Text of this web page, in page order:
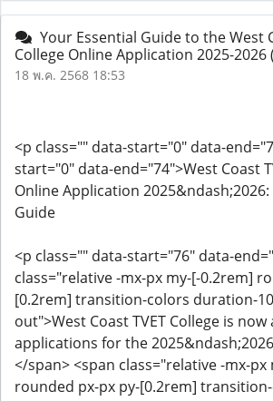
Your Essential Guide to the West
College Online Application 2025-2026
18 พ.ค. 2568 18:53
<p class="" data-start="0" data-
start="0" data-end="74">West Coast
Online Application
Guide
<p class="" data-start="76" data-
class="relative -mx-px my-[-0.2rem]
[0.2rem] transition-colors duration-
out">West Coast TVET College is
applications for the
</span> <span class="relative -mx-px
rounded px-px py-[0.2rem]